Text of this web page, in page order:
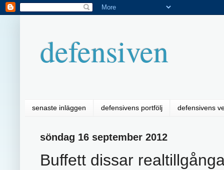
defensiven
senaste inläggen defensivens portfölj defensivens
söndag 16 september 2012
Buffett dissar